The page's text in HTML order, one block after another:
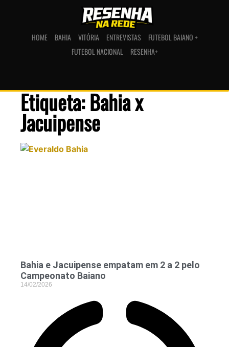
HOME BAHIA VITÓRIA ENTREVISTAS
FUTEBOL BAIANO +
FUTEBOL NACIONAL
RESENHA+
Etiqueta: Bahia x
Jacuipense
Bahia e Jacuipense empatam em 2 a 2 pelo
Campeonato Baiano
14/02/2026